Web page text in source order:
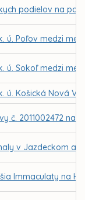
podielov na
ú. Poľov medzi
ú. Sokoľ medzi
Košická Nová
č. 2011002472 na
v Jazdeckom
Immaculaty na